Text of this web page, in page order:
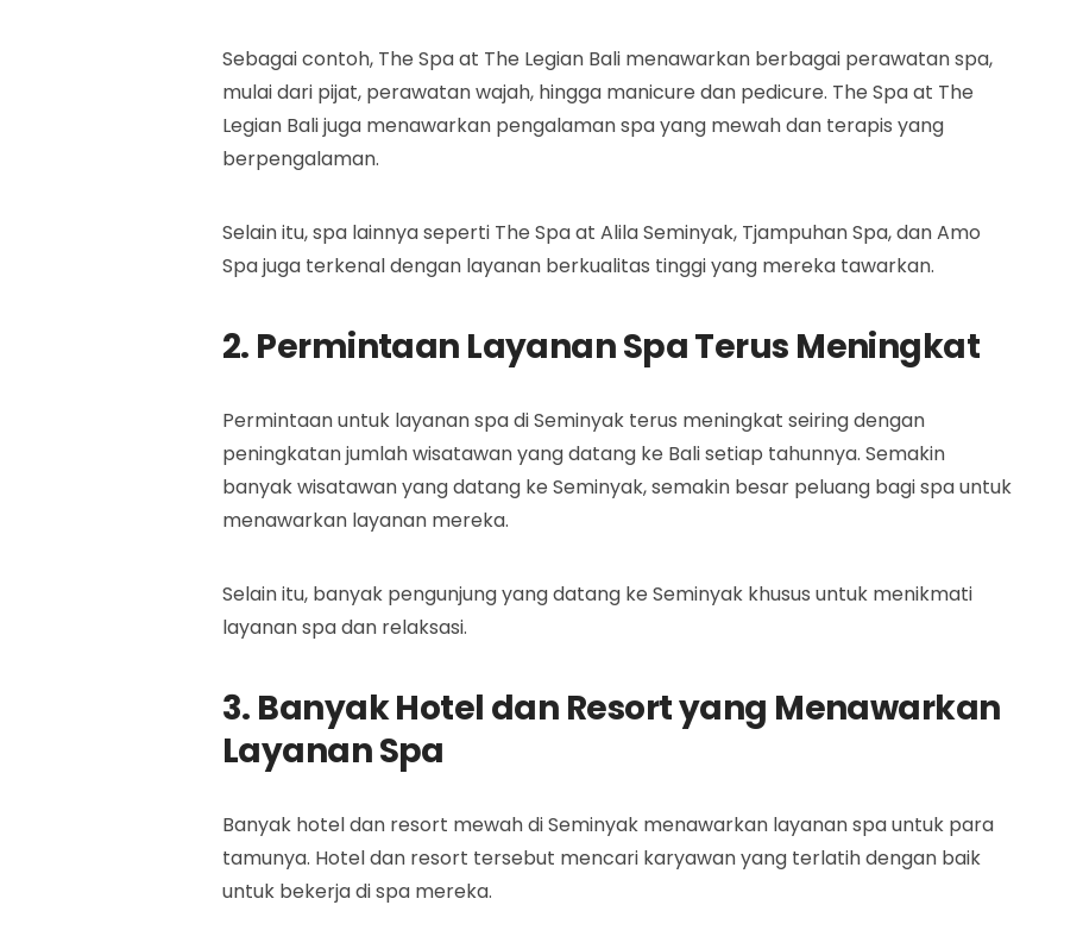
Sebagai contoh, The Spa at The Legian Bali menawarkan berbagai perawatan spa,
mulai dari pijat, perawatan wajah, hingga manicure dan pedicure. The Spa at The
Legian Bali juga menawarkan pengalaman spa yang mewah dan terapis yang
berpengalaman.
Selain itu, spa lainnya seperti The Spa at Alila Seminyak, Tjampuhan Spa, dan Amo
Spa juga terkenal dengan layanan berkualitas tinggi yang mereka tawarkan.
2. Permintaan Layanan Spa Terus Meningkat
Permintaan untuk layanan spa di Seminyak terus meningkat seiring dengan
peningkatan jumlah wisatawan yang datang ke Bali setiap tahunnya. Semakin
banyak wisatawan yang datang ke Seminyak, semakin besar peluang bagi spa untuk
menawarkan layanan mereka.
Selain itu, banyak pengunjung yang datang ke Seminyak khusus untuk menikmati
layanan spa dan relaksasi.
3. Banyak Hotel dan Resort yang Menawarkan
Layanan Spa
Banyak hotel dan resort mewah di Seminyak menawarkan layanan spa untuk para
tamunya. Hotel dan resort tersebut mencari karyawan yang terlatih dengan baik
untuk bekerja di spa mereka.